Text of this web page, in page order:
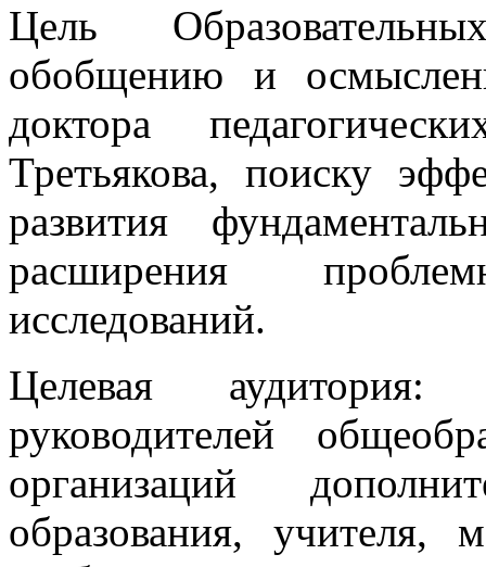
Цель
обобщению и
доктора
Третьякова, поиску
развития
расширения
исследований.
Целевая аудитория:
руководителей
организаций
образования, учителя,